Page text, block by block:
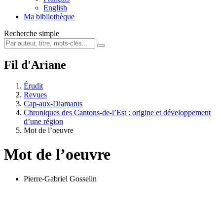
English
Ma bibliothèque
Recherche simple
Fil d'Ariane
Érudit
Revues
Cap-aux-Diamants
Chroniques des Cantons-de-l’Est : origine et développement
d’une région
Mot de l’oeuvre
Mot de l’oeuvre
Pierre-Gabriel Gosselin